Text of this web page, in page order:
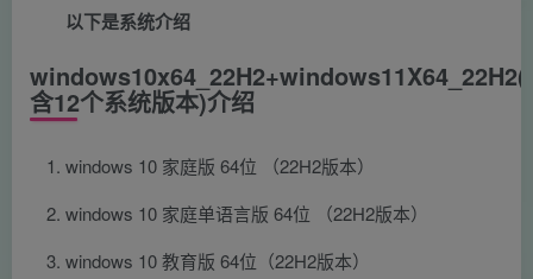
以下是系统介绍
windows10x64_22H2+windows11X64_22H2(
含12个系统版本)介绍
windows 10 家庭版 64位 （22H2版本）
windows 10 家庭单语言版 64位 （22H2版本）
windows 10 教育版 64位（22H2版本）